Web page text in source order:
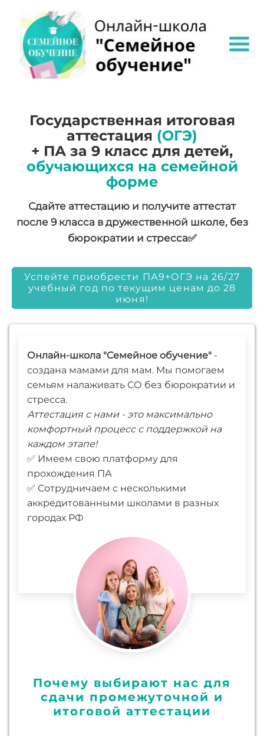
Государственная итоговая
аттестация (ОГЭ)
+ ПА за 9 класс для детей,
обучающихся на семейной
форме
Сдайте аттестацию и получите аттестат
после 9 класса в дружественной школе, без
бюрократии и стресса✅
Успейте приобрести ПА9+ОГЭ на 26/27
учебный год по текущим ценам до 28
июня!
Онлайн-школа "Семейное обучение" -
создана мамами для мам. Мы помогаем
семьям налаживать СО без бюрократии и
стресса.
Аттестация с нами - это максимально
комфортный процесс с поддержкой на
каждом этапе!
✅ Имеем свою платформу для
прохождения ПА
✅ Сотрудничаем с несколькими
аккредитованными школами в разных
городах РФ
Почему выбирают нас для
сдачи промежуточной и
итоговой аттестации